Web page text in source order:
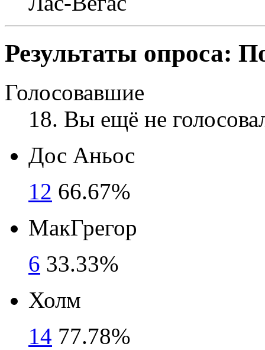
Результаты опроса:
Голосовавшие
18. Вы ещё не
Дос Аньос
12 66.67%
МакГрегор
6 33.33%
Холм
14 77.78%